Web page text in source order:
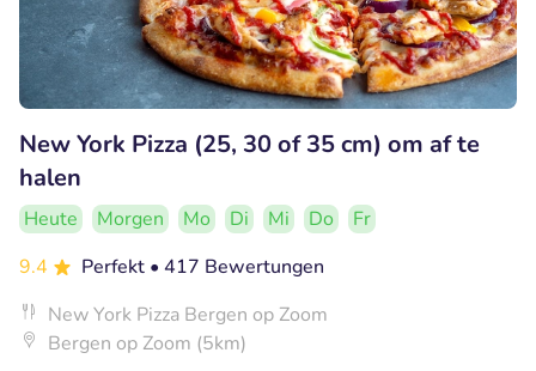
New York Pizza (25, 30 of 35 cm) om af te
halen
Heute Morgen Mo Di Mi Do
Fr
9.4
Perfekt • 417 Bewertungen
New York Pizza Bergen op Zoom
Bergen op Zoom (5km)